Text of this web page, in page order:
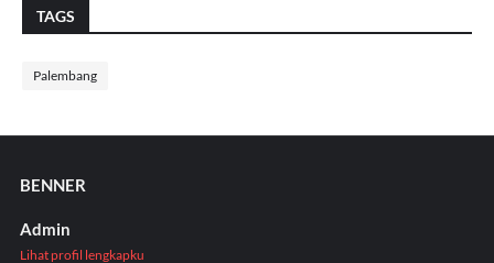
TAGS
Palembang
BENNER
Admin
Lihat profil lengkapku